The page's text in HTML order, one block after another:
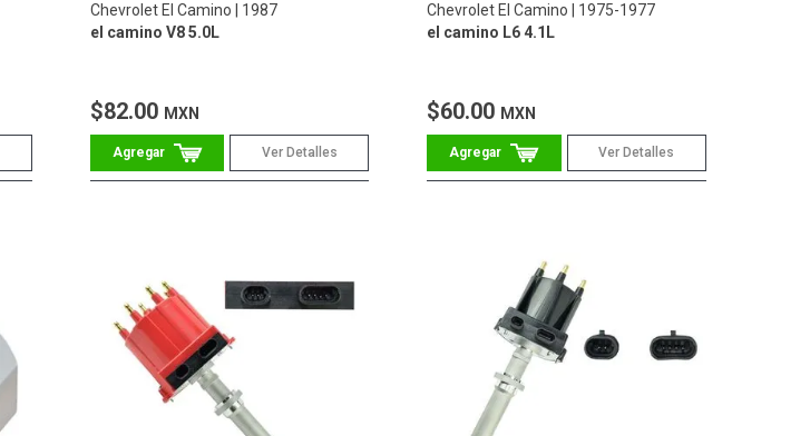
Chevrolet El Camino
1987
el camino V8 5.0L
$82.00 MXN
Ver Detalles
Chevrolet El Camino
1975-1977
el camino L6 4.1L
$60.00 MXN
Ver Detalles